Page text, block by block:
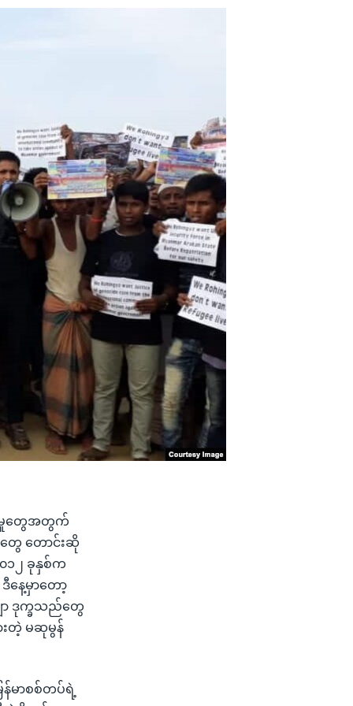
က်မှုတွေအတွက်
တွေ တောင်းဆို
၁၂ ခုနှစ်က
နေ့မှာတော့
ာ ဒုက္ခသည်တွေ
းတဲ့ မဆုမွန်
မာစစ်တပ်ရဲ့